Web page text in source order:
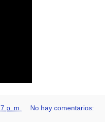
p. m. No hay comentarios: